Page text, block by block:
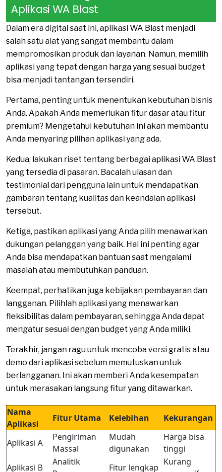
Aplikasi WA Blast
Dalam era digital saat ini, aplikasi WA Blast menjadi
salah satu alat yang sangat membantu dalam
mempromosikan produk dan layanan. Namun, memilih
aplikasi yang tepat dengan harga yang sesuai budget
bisa menjadi tantangan tersendiri.
Pertama, penting untuk menentukan kebutuhan bisnis
Anda. Apakah Anda memerlukan fitur dasar atau fitur
premium? Mengetahui kebutuhan ini akan membantu
Anda menyaring pilihan aplikasi yang ada.
Kedua, lakukan riset tentang berbagai aplikasi WA Blast
yang tersedia di pasaran. Bacalah ulasan dan
testimonial dari pengguna lain untuk mendapatkan
gambaran tentang kualitas dan keandalan aplikasi
tersebut.
Ketiga, pastikan aplikasi yang Anda pilih menawarkan
dukungan pelanggan yang baik. Hal ini penting agar
Anda bisa mendapatkan bantuan saat mengalami
masalah atau membutuhkan panduan.
Keempat, perhatikan juga kebijakan pembayaran dan
langganan. Pilihlah aplikasi yang menawarkan
fleksibilitas dalam pembayaran, sehingga Anda dapat
mengatur sesuai dengan budget yang Anda miliki.
Terakhir, jangan ragu untuk mencoba versi gratis atau
demo dari aplikasi sebelum memutuskan untuk
berlangganan. Ini akan memberi Anda kesempatan
untuk merasakan langsung fitur yang ditawarkan.
Nama
Aplikasi
Fitur Utama Kelebihan Kekurangan
Aplikasi A
Pengiriman
Massal
Mudah
digunakan
Harga bisa
tinggi
Aplikasi B
Analitik
Fitur lengkap
Kurang